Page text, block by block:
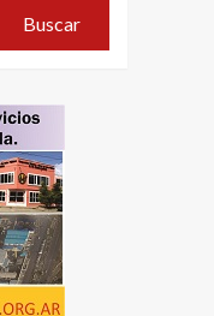
Buscar